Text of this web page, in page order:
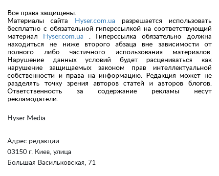
Hyser Media
Адрес редакции
03150 г. Киев, улица
Большая Васильковская, 71
Все права защищены.
Материалы сайта
Hyser.com.ua разрешается использовать
бесплатно с обязательной гиперссылкой на соответствующий
материал
Hyser.com.ua . Гиперссылка обязательно должна
находиться не ниже второго абзаца вне зависимости от
полного либо частичного использования материалов.
Нарушение данных условий будет расцениваться как
нарушение защищаемых законом прав интеллектуальной
собственности и права на информацию. Редакция может не
разделять точку зрения авторов статей и авторов блогов.
Ответственность за содержание рекламы несут
рекламодатели.